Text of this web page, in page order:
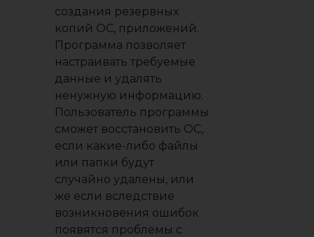
создания резервных
копий ОС, приложений.
Программа позволяет
настраивать требуемые
данные и удалять
ненужную информацию.
Пользователь программы
сможет восстановить ОС,
если какие-либо файлы
или папки будут
случайно удалены, или
же если вследствие
возникновения ошибок
появятся проблемы с